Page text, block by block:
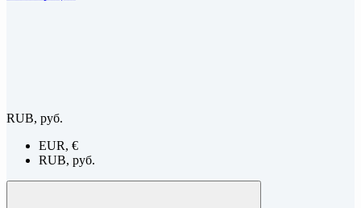
RUB, руб.
EUR, €
RUB, руб.